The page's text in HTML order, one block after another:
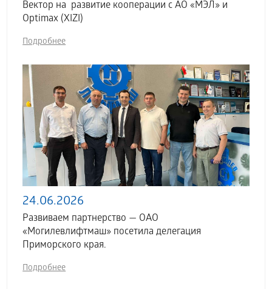
Вектор на развитие кооперации с АО «МЭЛ» и
Optimax (XIZI)
Подробнее
24.06.2026
Развиваем партнерство — ОАО
«Могилевлифтмаш» посетила делегация
Приморского края.
Подробнее